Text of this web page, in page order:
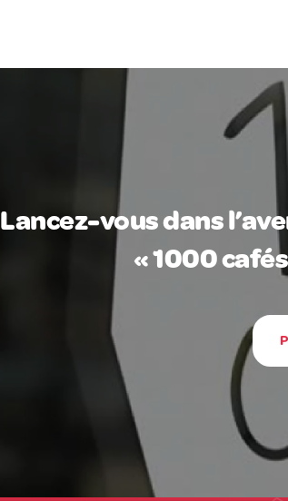
Lancez-vous dans
« 1000